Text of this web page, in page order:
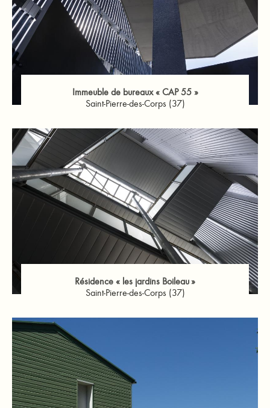
Immeuble de bureaux « CAP 55 »
Saint-Pierre-des-Corps (37)
Résidence « les jardins Boileau »
Saint-Pierre-des-Corps (37)